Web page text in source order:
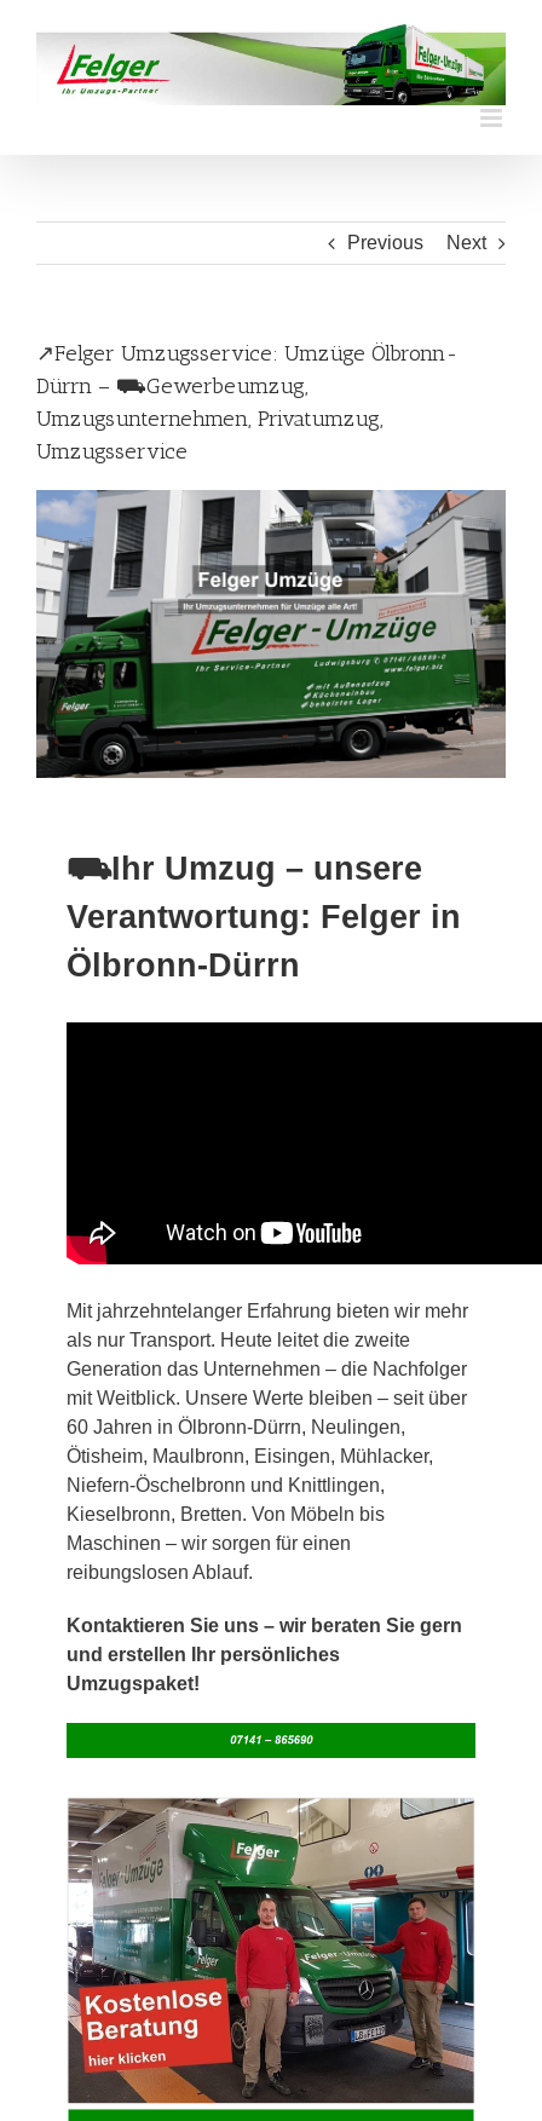
content
Previous Next
↗️Felger Umzugsservice: Umzüge Ölbronn-
Dürrn – ⛟Gewerbeumzug,
Umzugsunternehmen, Privatumzug,
Umzugsservice
⛟Ihr Umzug – unsere
Verantwortung: Felger in
Ölbronn-Dürrn
Mit jahrzehntelanger Erfahrung bieten wir mehr
als nur Transport. Heute leitet die zweite
Generation das Unternehmen – die Nachfolger
mit Weitblick. Unsere Werte bleiben – seit über
60 Jahren in Ölbronn-Dürrn, Neulingen,
Ötisheim, Maulbronn, Eisingen, Mühlacker,
Niefern-Öschelbronn und Knittlingen,
Kieselbronn, Bretten. Von Möbeln bis
Maschinen – wir sorgen für einen
reibungslosen Ablauf.
Kontaktieren Sie uns – wir beraten Sie gern
und erstellen Ihr persönliches
Umzugspaket!